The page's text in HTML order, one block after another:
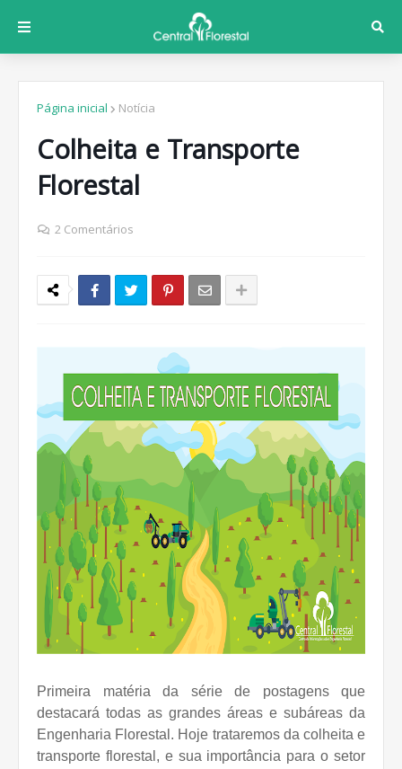
Página inicial Notícia
Colheita e Transporte
Florestal
2 Comentários
Primeira matéria da série de postagens que
destacará todas as grandes áreas e subáreas da
Engenharia Florestal. Hoje trataremos da colheita e
transporte florestal, e sua importância para o setor